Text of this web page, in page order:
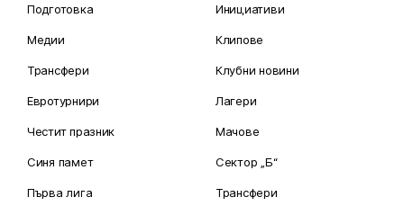
Подготовка
Медии
Трансфери
Евротурнири
Честит празник
Синя памет
Първа лига
Инициативи
Клипове
Клубни новини
Лагери
Мачове
Сектор „Б“
Трансфери